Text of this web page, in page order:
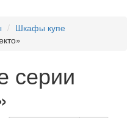
Шкафы купе
серии